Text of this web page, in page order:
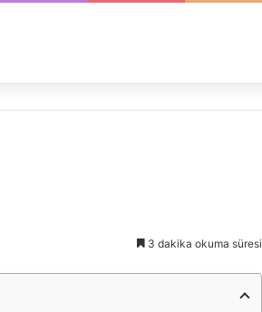
3 dakika okuma süresi